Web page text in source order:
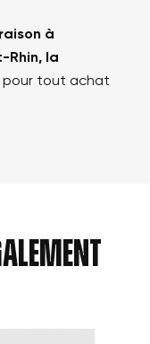
à
Rhin, la
pour tout achat